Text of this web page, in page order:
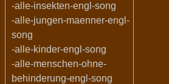
-alle-insekten-engl-song
-alle-jungen-maenner-engl-
song
-alle-kinder-engl-song
-alle-menschen-ohne-
behinderung-engl-song